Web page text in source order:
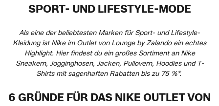
SPORT- UND LIFESTYLE-MODE
Als eine der beliebtesten Marken für Sport- und Lifestyle-
Kleidung ist Nike im Outlet von Lounge by Zalando ein echtes
Highlight. Hier findest du ein großes Sortiment an Nike
Sneakern, Jogginghosen, Jacken, Pullovern, Hoodies und T-
Shirts mit sagenhaften Rabatten bis zu 75 %*.
6 GRÜNDE FÜR DAS NIKE OUTLET VON